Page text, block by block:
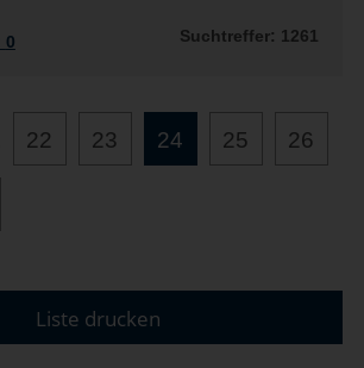
0 Suchtreffer: 1261
22 23 24 25 26
Liste drucken